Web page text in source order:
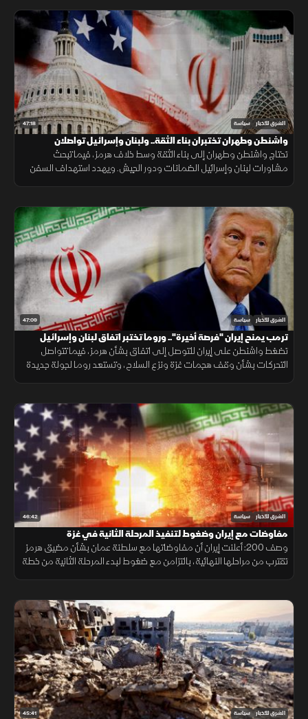
47:18 الشرق للأخبار سياسة
واشنطن وطهران تختبران بناء الثقة.. ولبنان وإسرائيل تواصلان
المشاورات
تحتاج واشنطن وطهران إلى بناء الثقة وسط خلاف هرمز، فيما تبحث
مشاورات لبنان وإسرائيل الضمانات ودور الجيش. ويهدد استهداف السفن
47:09 الشرق للأخبار سياسة
ترمب يمنح إيران "فرصة أخيرة".. وروما تختبر اتفاق لبنان وإسرائيل
تضغط واشنطن على إيران للتوصل إلى اتفاق بشأن هرمز، فيما تتواصل
التحركات بشأن وقف هجمات غزة ونزع السلاح، وتستعد روما لجولة جديدة
46:42 الشرق للأخبار سياسة
مفاوضات مع إيران وضغوط لتنفيذ المرحلة الثانية في غزة
وصف 200: أعلنت إيران أن مفاوضاتها مع سلطنة عمان بشأن مضيق هرمز
تقترب من مراحلها النهائية، بالتزامن مع ضغوط لبدء المرحلة الثانية من خطة
45:41 الشرق للأخبار سياسة